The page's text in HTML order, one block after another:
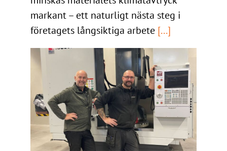
markant – ett naturligt nästa steg i
företagets långsiktiga arbete[...]